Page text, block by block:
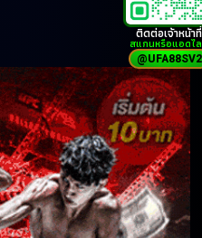
ติดต่อเจ้าหน้าที่
สแกนหรือแอดไ
@UFA88SV2